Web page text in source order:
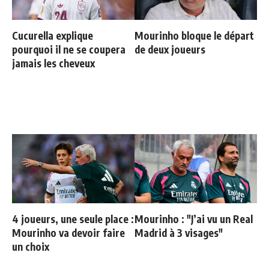
Cucurella explique
pourquoi il ne se coupera
jamais les cheveux
Mourinho bloque le départ
de deux joueurs
4 joueurs, une seule place :
Mourinho va devoir faire
un choix
Mourinho : "J’ai vu un Real
Madrid à 3 visages"